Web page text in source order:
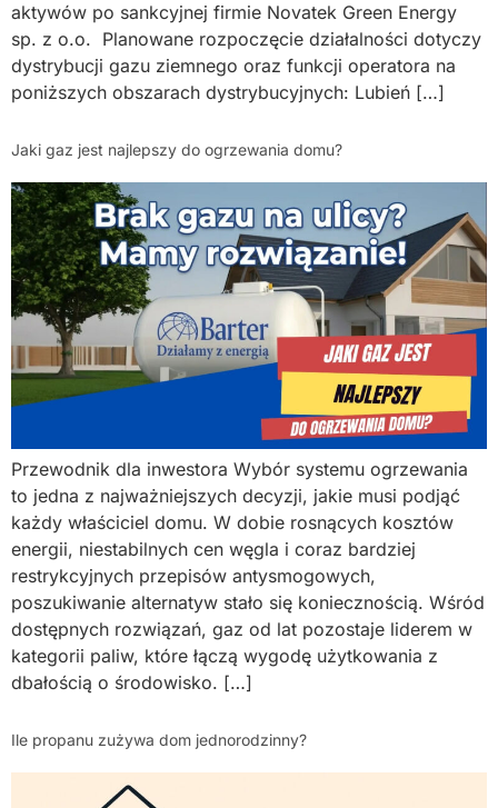
aktywów po sankcyjnej firmie Novatek Green Energy
sp. z o.o. Planowane rozpoczęcie działalności dotyczy
dystrybucji gazu ziemnego oraz funkcji operatora na
poniższych obszarach dystrybucyjnych: Lubień […]
Jaki gaz jest najlepszy do ogrzewania domu?
Przewodnik dla inwestora Wybór systemu ogrzewania
to jedna z najważniejszych decyzji, jakie musi podjąć
każdy właściciel domu. W dobie rosnących kosztów
energii, niestabilnych cen węgla i coraz bardziej
restrykcyjnych przepisów antysmogowych,
poszukiwanie alternatyw stało się koniecznością. Wśród
dostępnych rozwiązań, gaz od lat pozostaje liderem w
kategorii paliw, które łączą wygodę użytkowania z
dbałością o środowisko. […]
Ile propanu zużywa dom jednorodzinny?